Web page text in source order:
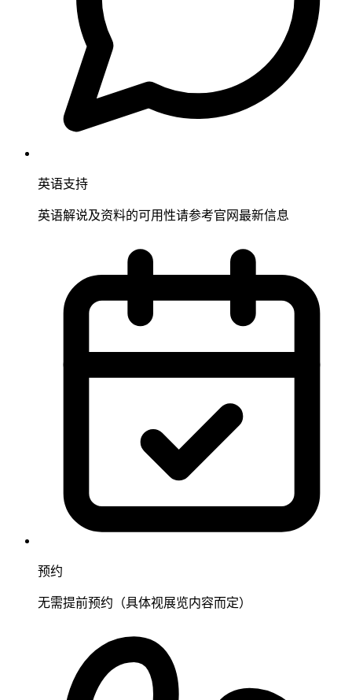
英语支持
英语解说及资料的可用性请参考官网最新信息
预约
无需提前预约（具体视展览内容而定）